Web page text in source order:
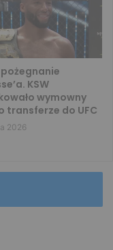
KSW
wymowny
transferze do UFC
2026